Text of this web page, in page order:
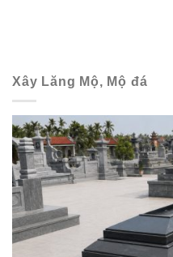
Xây Lăng Mộ, Mộ đá